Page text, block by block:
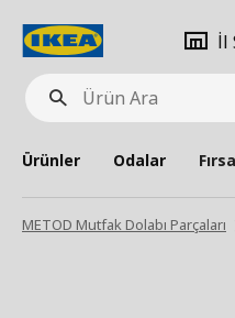
Ürün
Ara
İl
Ürünler Odalar
METOD Mutfak Dolabı Parçaları